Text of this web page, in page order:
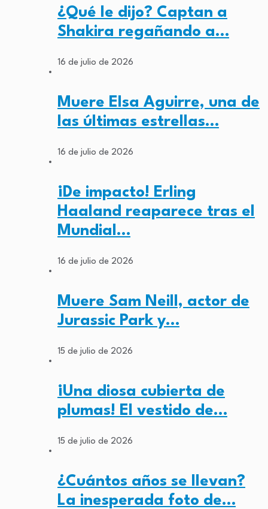
¿Qué le dijo? Captan a
Shakira regañando a…
16 de julio de 2026
Muere Elsa Aguirre, una de
las últimas estrellas…
16 de julio de 2026
¡De impacto! Erling
Haaland reaparece tras el
Mundial…
16 de julio de 2026
Muere Sam Neill, actor de
Jurassic Park y…
15 de julio de 2026
¡Una diosa cubierta de
plumas! El vestido de…
15 de julio de 2026
¿Cuántos años se llevan?
La inesperada foto de…